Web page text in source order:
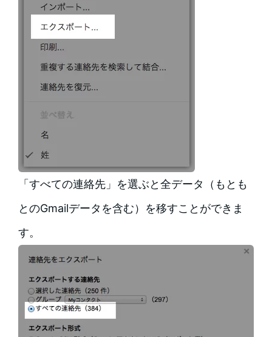
「すべての連絡先」を選ぶと全データ（もとも
とのGmailデータを含む）を移すことができま
す。